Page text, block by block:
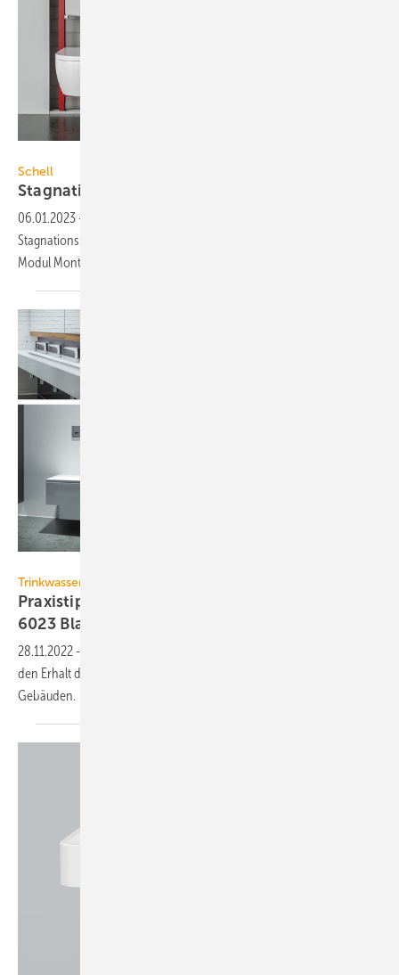
Schell
Stagnationsspülung an barrierefreien
06.01.2023 -
Stagnationsspülungen durchführen zu können, hat Schell das WC-
Modul Montus Flow H
Trinkwasser-Installation
Praxistipps auf Basis der überarbeiteten VDI
6023 Blatt
28.11.2022 -
den Erhalt der Trinkwassergüte in der Trinkwasser-Installation von
Gebäuden.